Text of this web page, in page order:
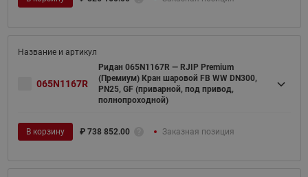
065N1167R
Ридан 065N1167R — RJIP Premium
(Премиум) Кран шаровой FB WW DN300,
PN25, GF (приварной, под привод,
полнопроходной)
В корзину ₽ 738 852.00 Заказная позиция